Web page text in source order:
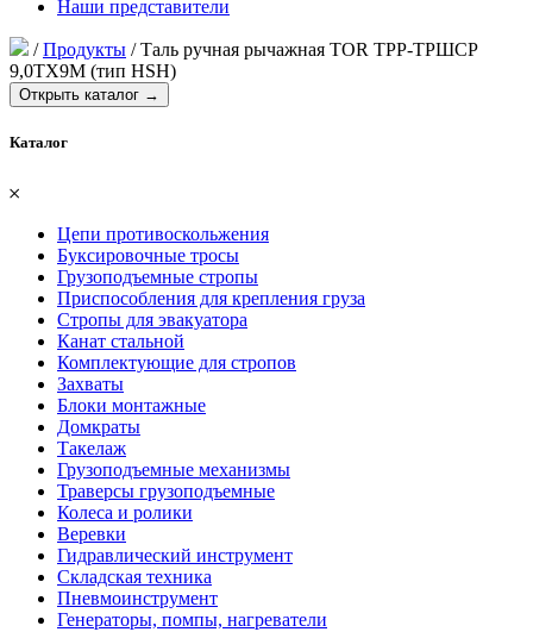
Наши представители
/Продукты /Таль ручная рычажная TOR ТРР-ТРШСР
9,0ТХ9М (тип HSH)
Открыть каталог →
Каталог
𐄂
Цепи противоскольжения
Буксировочные тросы
Грузоподъемные стропы
Приспособления для крепления груза
Стропы для эвакуатора
Канат стальной
Комплектующие для стропов
Захваты
Блоки монтажные
Домкраты
Такелаж
Грузоподъемные механизмы
Траверсы грузоподъемные
Колеса и ролики
Веревки
Гидравлический инструмент
Складская техника
Пневмоинструмент
Генераторы, помпы, нагреватели